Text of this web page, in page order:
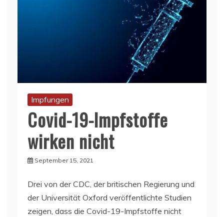
Impfungen
Covid-19-Impfstoffe
wirken nicht
September 15, 2021
Drei von der CDC, der britischen Regierung und
der Universität Oxford veröffentlichte Studien
zeigen, dass die Covid-19-Impfstoffe nicht